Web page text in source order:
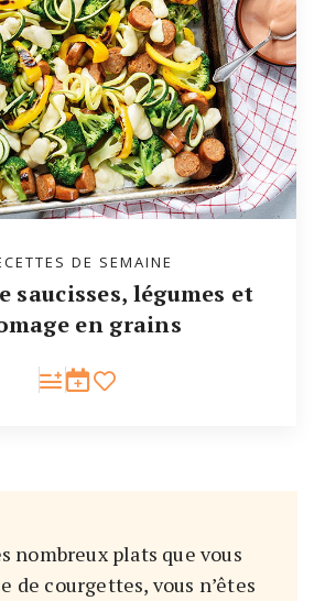
DE SEMAINE
saucisses, légumes et
en grains
nombreux plats que vous
de courgettes, vous n’êtes